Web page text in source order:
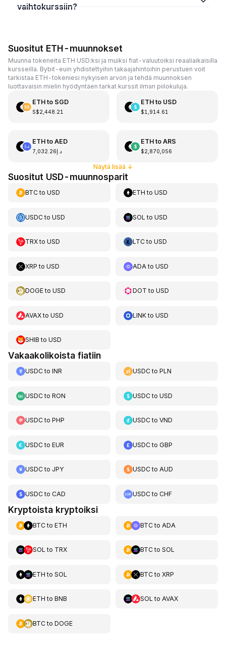
vaihtokurssiin?
Suositut ETH-muunnokset
Muunna tokeneita ETH USD:ksi ja muiksi fiat-valuutoiksi reaaliaikaisilla
kursseilla. Bybit-euin yhdistettyihin takaajahintoihin perustuen voit
tarkistaa ETH-tokeniesi nykyisen arvon ja tehdä muunnoksen
luottavaisin mielin hyödyntäen tarkat kurssit ilman piilokuluja.
ETHto SGD
S$2,448.21
ETHto USD
$1,914.61
ETHto AED
د.إ7,032.26
ETHto ARS
$2,870,056
Näytä lisää ↓
Suositut USD-muunnosparit
BTCto USD ETH toUSD
USDCto USD SOL toUSD
TRXto USD LTCtoUSD
XRP to USD ADA toUSD
DOGEto USD DOT toUSD
AVAXto USD LINKtoUSD
SHIB to USD
Vakaakolikoista fiatiin
USDCto INR USDCtoPLN
USDCto RON USDCtoUSD
USDCto PHP USDCtoVND
USDCto EUR USDCtoGBP
USDCto JPY USDCtoAUD
USDCto CAD USDCtoCHF
Kryptoista kryptoiksi
BTCto ETH BTCto ADA
SOL to TRX BTCto SOL
ETH to SOL BTCto XRP
ETH to BNB SOL to AVAX
BTCto DOGE